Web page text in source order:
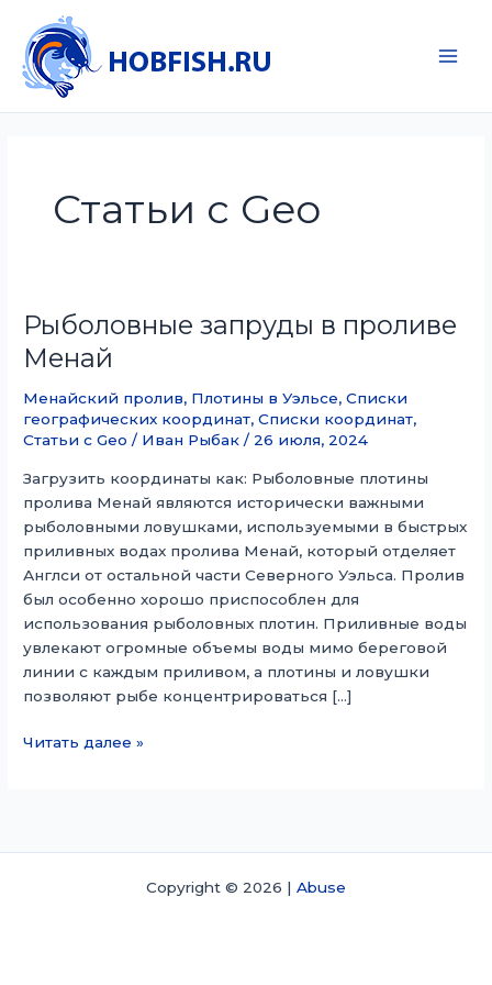
содержимому
Статьи с Geo
Рыболовные запруды в проливе
Менай
Менайский пролив, Плотины в Уэльсе,Списки
географических координат,Списки координат,
Статьи с Geo / Иван Рыбак/ 26 июля, 2024
Загрузить координаты как: Рыболовные плотины
пролива Менай являются исторически важными
рыболовными ловушками, используемыми в быстрых
приливных водах пролива Менай, который отделяет
Англси от остальной части Северного Уэльса. Пролив
был особенно хорошо приспособлен для
использования рыболовных плотин. Приливные воды
увлекают огромные объемы воды мимо береговой
линии с каждым приливом, а плотины и ловушки
позволяют рыбе концентрироваться […]
Рыболовные
Читать далее »
Copyright © 2026 | Abuse